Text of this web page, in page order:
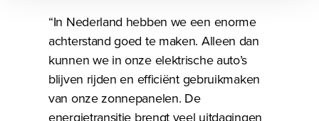
“In Nederland hebben we een enorme
achterstand goed te maken. Alleen dan
kunnen we in onze elektrische auto’s
blijven rijden en efficiënt gebruikmaken
van onze zonnepanelen. De
energietransitie brengt veel uitdagingen